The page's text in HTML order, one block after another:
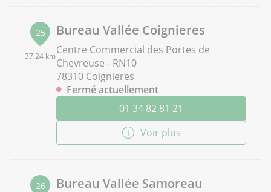
25
37.24 km
Bureau Vallée Coignieres
Centre Commercial des Portes de
Chevreuse - RN10
78310 Coignieres
Fermé actuellement
01 34 82 81 21
Voir plus
26 Bureau Vallée Samoreau